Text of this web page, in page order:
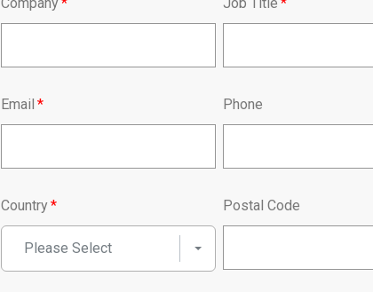
Email * Phone
Country*
Please Select
Postal Code